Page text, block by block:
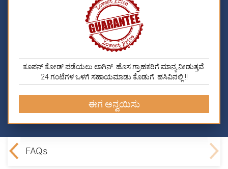
ಕೂಪನ್ ಕೋಡ್ ಪಡೆಯಲು ಲಾಗಿನ್. ಹೊಸ ಗ್ರಾಹಕರಿಗೆ ಮಾನ್ಯ ನೀಡುತ್ತವೆ.
24 ಗಂಟೆಗಳ ಒಳಗೆ ಸಹಾಯಮಾಡು ಕೊಡುಗೆ. ಹಸಿವಿನಲ್ಲಿ !!
ಈಗ ಅನ್ವಯಿಸು
FAQs